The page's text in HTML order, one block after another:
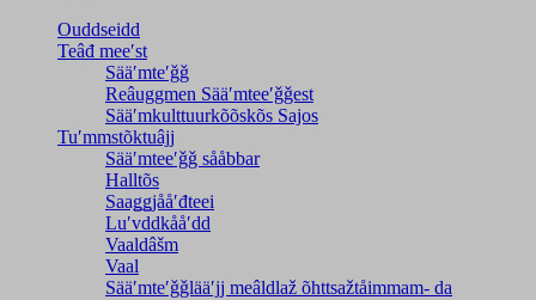
Ouddseidd
Teâđ meeʹst
Sääʹmteʹǧǧ
Reâuggmen Sääʹmteeʹǧǧest
Sääʹmkulttuurkõõskõs Sajos
Tuʹmmstõktuâjj
Sääʹmteeʹǧǧ sååbbar
Halltõs
Saaǥǥjååʹđteei
Luʹvddkååʹdd
Vaaldâšm
Vaal
Sääʹmteʹǧǧlääʹjj meâldlaž õhttsažtåimmam- da